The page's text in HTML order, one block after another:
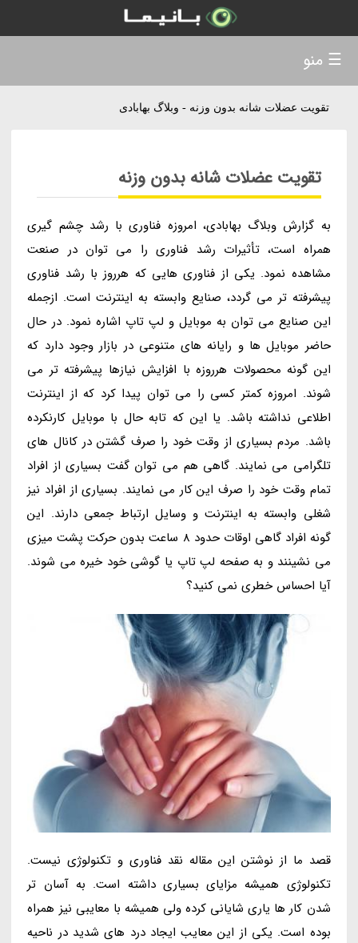
تقویت عضلات شانه بدون وزنه - وبلاگ بهابادی
تقویت عضلات شانه بدون وزنه
به گزارش وبلاگ بهابادی، امروزه فناوری با رشد چشم گیری
همراه است، تأثیرات رشد فناوری را می توان در صنعت
مشاهده نمود. یکی از فناوری هایی که هرروز با رشد فناوری
پیشرفته تر می گردد، صنایع وابسته به اینترنت است. ازجمله
این صنایع می توان به موبایل و لپ تاپ اشاره نمود. در حال
حاضر موبایل ها و رایانه های متنوعی در بازار وجود دارد که
این گونه محصولات هرروزه با افزایش نیازها پیشرفته تر می
شوند. امروزه کمتر کسی را می توان پیدا کرد که از اینترنت
اطلاعی نداشته باشد. یا این که تابه حال با موبایل کارنکرده
باشد. مردم بسیاری از وقت خود را صرف گشتن در کانال های
تلگرامی می نمایند. گاهی هم می توان گفت بسیاری از افراد
تمام وقت خود را صرف این کار می نمایند. بسیاری از افراد نیز
شغلی وابسته به اینترنت و وسایل ارتباط جمعی دارند. این
گونه افراد گاهی اوقات حدود 8 ساعت بدون حرکت پشت میزی
می نشینند و به صفحه لپ تاپ یا گوشی خود خیره می شوند.
آیا احساس خطری نمی کنید؟
قصد ما از نوشتن این مقاله نقد فناوری و تکنولوژی نیست.
تکنولوژی همیشه مزایای بسیاری داشته است. به آسان تر
شدن کار ها یاری شایانی کرده ولی همیشه با معایبی نیز همراه
بوده است. یکی از این معایب ایجاد درد های شدید در ناحیه
☰ منو